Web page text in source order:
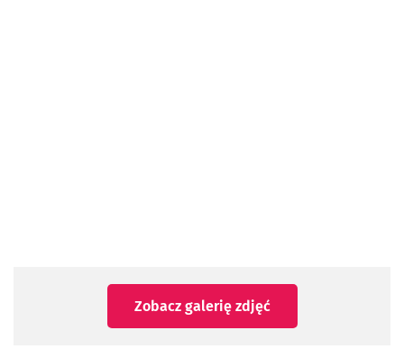
Zobacz galerię zdjęć